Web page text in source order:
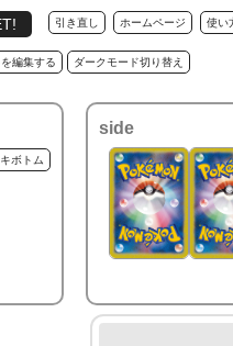
引き直し ホームページ 使い
編集する ダークモード切り替え
ボトム
side